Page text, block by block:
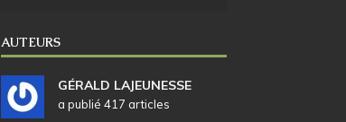
AUTEURS
GÉRALD LAJEUNESSE
a publié 417 articles